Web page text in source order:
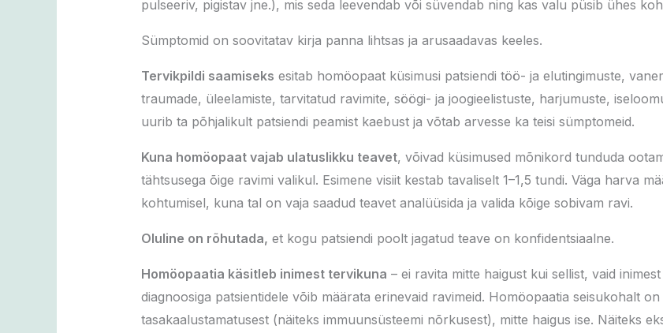
pulseeriv, pigistav jne.), mis seda leevendab või süvendab ning kas valu püsib ühes
Sümptomid on soovitatav kirja panna lihtsas ja arusaadavas keeles.
Tervikpildi saamiseks esitab homöopaat küsimusi patsiendi töö- ja elutingimuste,
traumade, üleelamiste, tarvitatud ravimite, söögi- ja joogieelistuste, harjumuste,
uurib ta põhjalikult patsiendi peamist kaebust ja võtab arvesse ka teisi sümptomeid.
Kuna homöopaat vajab ulatuslikku teavet, võivad küsimused mõnikord tunduda
tähtsusega õige ravimi valikul. Esimene visiit kestab tavaliselt 1–1,5 tundi. Väga harva
kohtumisel, kuna tal on vaja saadud teavet analüüsida ja valida kõige sobivam ravi.
Oluline on rõhutada, et kogu patsiendi poolt jagatud teave on konfidentsiaalne.
Homöopaatia käsitleb inimest tervikuna – ei ravita mitte haigust kui sellist, vaid
diagnoosiga patsientidele võib määrata erinevaid ravimeid. Homöopaatia seisukohalt
tasakaalustamatusest (näiteks immuunsüsteemi nõrkusest), mitte haigus ise. Näiteks